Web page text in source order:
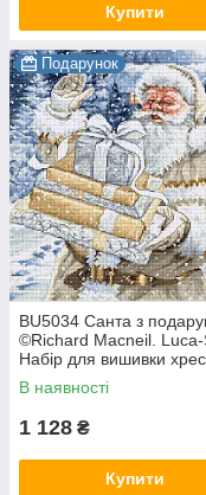
Купити
Подарунок
BU5034 Санта з
©Richard Macneil. Luca-
Набір для вишивки
В наявності
1 128 ₴
Купити